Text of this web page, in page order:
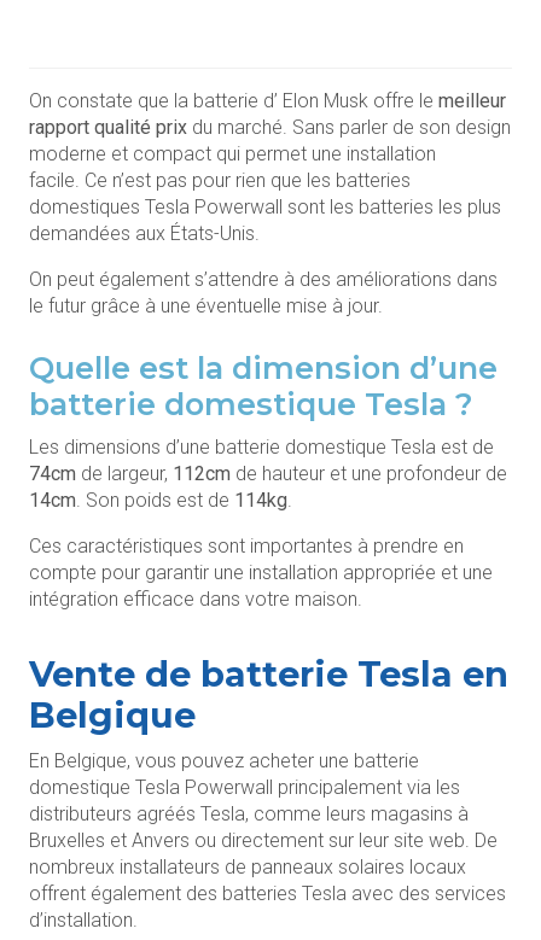
On constate que la batterie d’ Elon Musk offre le meilleur
rapport qualité prix du marché. Sans parler de son design
moderne et compact qui permet une installation
facile. Ce n’est pas pour rien que les batteries
domestiques Tesla Powerwall sont les batteries les plus
demandées aux États-Unis.
On peut également s’attendre à des améliorations dans
le futur grâce à une éventuelle mise à jour.
Quelle est la dimension d’une
batterie domestique Tesla ?
Les dimensions d’une batterie domestique Tesla est de
74cm de largeur, 112cm de hauteur et une profondeur de
14cm. Son poids est de 114kg.
Ces caractéristiques sont importantes à prendre en
compte pour garantir une installation appropriée et une
intégration efficace dans votre maison.
Vente de batterie Tesla en
Belgique
En Belgique, vous pouvez acheter une batterie
domestique Tesla Powerwall principalement via les
distributeurs agréés Tesla, comme leurs magasins à
Bruxelles et Anvers ou directement sur leur site web. De
nombreux installateurs de panneaux solaires locaux
offrent également des batteries Tesla avec des services
d’installation.